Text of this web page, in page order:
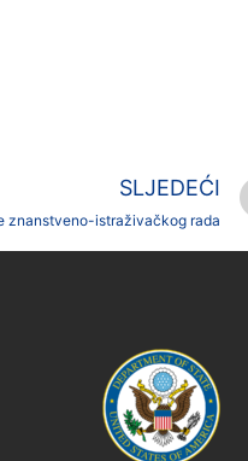
SLJEDEĆI
znanstveno-istraživačkog rada